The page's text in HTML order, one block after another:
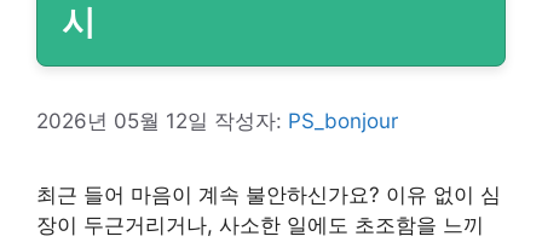
시
2026년 05월 12일 작성자: PS_bonjour
최근 들어 마음이 계속 불안하신가요? 이유 없이 심
장이 두근거리거나, 사소한 일에도 초조함을 느끼